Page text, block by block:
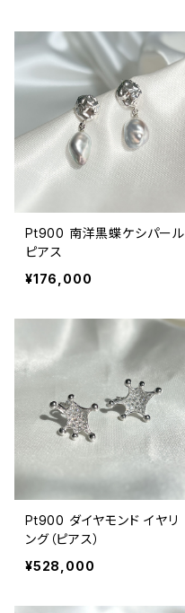
Pt900 南洋黒蝶ケシパール
ピアス
¥176,000
Pt900 ダイヤモンド イヤリ
ング（ピアス）
¥528,000